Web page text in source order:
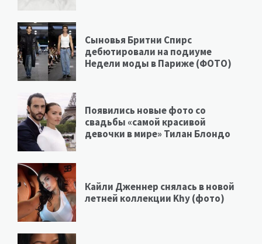
Сыновья Бритни Спирс
дебютировали на подиуме
Недели моды в Париже (ФОТО)
Появились новые фото со
свадьбы «самой красивой
девочки в мире» Тилан Блондо
Кайли Дженнер снялась в новой
летней коллекции Khy (фото)